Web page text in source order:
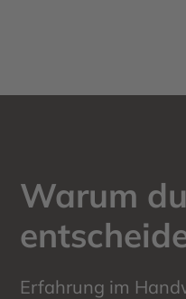
Warum
Erfahrung im